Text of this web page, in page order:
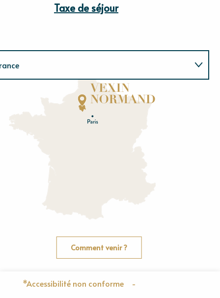
Taxe de séjour
Eu re
rne
Comment venir ?
*Accessibilité non conforme -